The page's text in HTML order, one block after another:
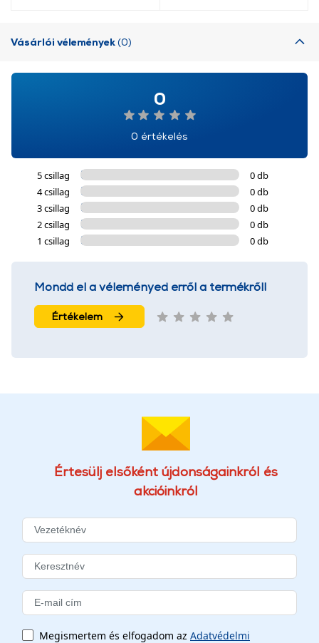
Vásárlói vélemények(0)
0
0 értékelés
5 csillag
0 db
4 csillag
0 db
3 csillag
0 db
2 csillag
0 db
1 csillag
0 db
Mondd el a véleményed erről a termékről!
Értékelem
Értesülj elsőként újdonságainkról és
akcióinkról
Megismertem és elfogadom az Adatvédelmi